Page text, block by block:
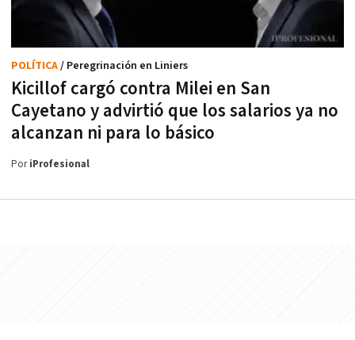
Kicillof cargó contra Milei en San
Cayetano y advirtió que los salarios ya no
alcanzan ni para lo básico
POLÍTICA/ Peregrinación en Liniers
PoriProfesional